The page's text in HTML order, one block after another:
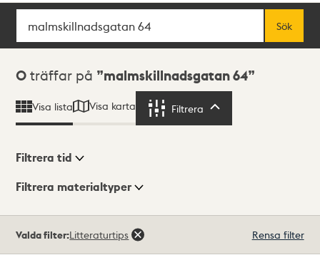
Sök
Sök
Sökresultat
0 träffar på malmskillnadsgatan 64
Visa lista Visa karta Filtrera
Visningsläge
Filtrera tid
Filtrera materialtyper
träffar
Valda filter:Litteraturtips Rensa filter